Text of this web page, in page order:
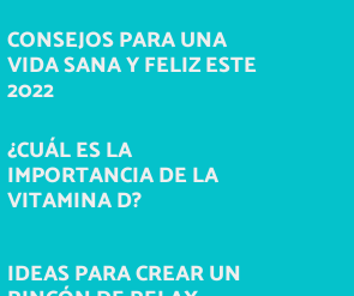
CONSEJOS PARA UNA
VIDA SANA Y FELIZ ESTE
2022
¿CUÁL ES LA
IMPORTANCIA DE LA
VITAMINA D?
IDEAS PARA CREAR UN